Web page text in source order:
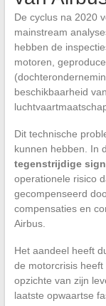
De cyclus na 2020
mainstream
hebben de
motoren,
beschikbaarheid
Dit technische
kunnen hebben. In
tegenstrijdige
operationele risico
gecompenseerd
compensaties en
Airbus.
Het aandeel heeft
de motorcrisis
opzichte van zijn
laatste opwaartse